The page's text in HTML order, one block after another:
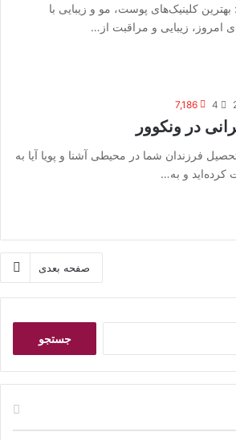
بهترین کلینیک‌های پوست، مو و زیبایی با
امروز، زیبایی و مراقبت از…
4
7,186
در ونکوور
فرزندان شما در محیطی آشنا و پویا آیا به
کرده‌اید و به…
صفحه بعدی
ر